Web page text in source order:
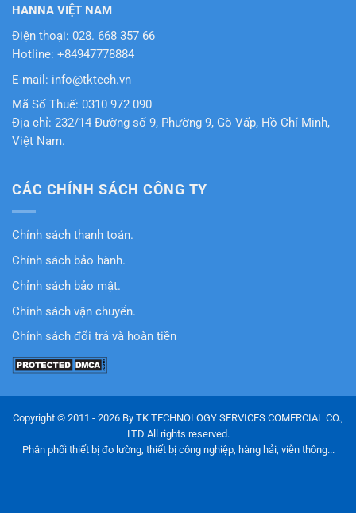
HANNA VIỆT NAM
Điện thoại: 028. 668 357 66
Hotline: +84947778884
E-mail: info@tktech.vn
Mã Số Thuế: 0310 972 090
Địa chỉ: 232/14 Đường số 9, Phường 9, Gò Vấp, Hồ Chí Minh,
Việt Nam.
CÁC CHÍNH SÁCH CÔNG TY
Chính sách thanh toán.
Chính sách bảo hành.
Chỉnh sách bảo mật.
Chính sách vận chuyển.
Chính sách đổi trả và hoàn tiền
Copyright © 2011 - 2026 By TK TECHNOLOGY SERVICES COMERCIAL CO.,
LTD All rights reserved.
Phân phối thiết bị đo lường, thiết bị công nghiệp, hàng hải, viễn thông...